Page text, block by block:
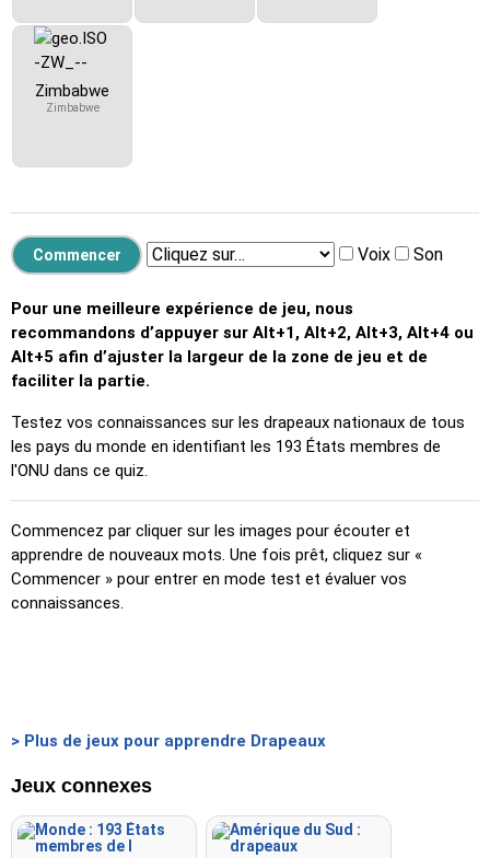
Zimbabwe
Zimbabwe
Voix Son
Pour une meilleure expérience de jeu, nous
recommandons d’appuyer sur Alt+1, Alt+2, Alt+3, Alt+4 ou
Alt+5 afin d’ajuster la largeur de la zone de jeu et de
faciliter la partie.
Testez vos connaissances sur les drapeaux nationaux de tous
les pays du monde en identifiant les 193 États membres de
l'ONU dans ce quiz.
Commencez par cliquer sur les images pour écouter et
apprendre de nouveaux mots. Une fois prêt, cliquez sur «
Commencer » pour entrer en mode test et évaluer vos
connaissances.
> Plus de jeux pour apprendre Drapeaux
Jeux connexes